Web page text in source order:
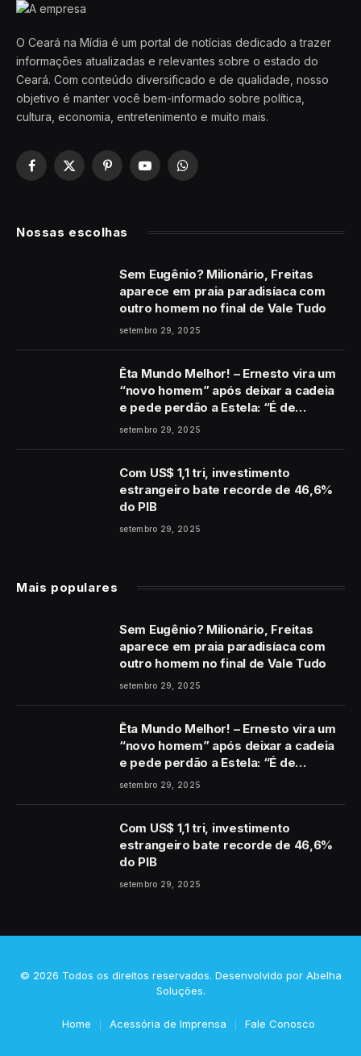
O Ceará na Mídia é um portal de notícias dedicado a trazer
informações atualizadas e relevantes sobre o estado do
Ceará. Com conteúdo diversificado e de qualidade, nosso
objetivo é manter você bem-informado sobre política,
cultura, economia, entretenimento e muito mais.
Facebook
X
PinterestYouTubeWhatsApp
Nossas escolhas
Sem Eugênio? Milionário, Freitas
aparece em praia paradisíaca com
outro homem no final de Vale Tudo
setembro 29, 2025
Êta Mundo Melhor! – Ernesto vira um
“novo homem” após deixar a cadeia
e pede perdão a Estela: “É de
coração”
setembro 29, 2025
Com US$ 1,1 tri, investimento
estrangeiro bate recorde de 46,6%
do PIB
setembro 29, 2025
Mais populares
Sem Eugênio? Milionário, Freitas
aparece em praia paradisíaca com
outro homem no final de Vale Tudo
setembro 29, 2025
Êta Mundo Melhor! – Ernesto vira um
“novo homem” após deixar a cadeia
e pede perdão a Estela: “É de
coração”
setembro 29, 2025
Com US$ 1,1 tri, investimento
estrangeiro bate recorde de 46,6%
do PIB
setembro 29, 2025
© 2026 Todos os direitos reservados. Desenvolvido por Abelha
Soluções.
Home Acessória de Imprensa Fale Conosco